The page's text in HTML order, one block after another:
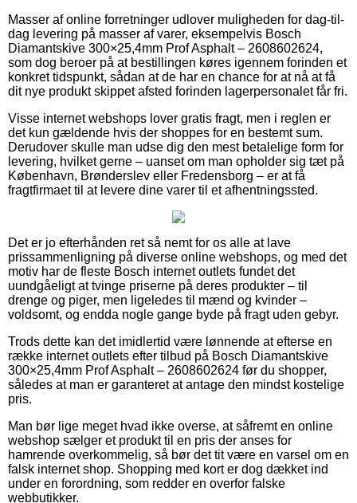
Masser af online forretninger udlover muligheden for dag-til-
dag levering på masser af varer, eksempelvis Bosch
Diamantskive 300×25,4mm Prof Asphalt – 2608602624,
som dog beroer på at bestillingen køres igennem forinden et
konkret tidspunkt, sådan at de har en chance for at nå at få
dit nye produkt skippet afsted forinden lagerpersonalet får fri.
Visse internet webshops lover gratis fragt, men i reglen er
det kun gældende hvis der shoppes for en bestemt sum.
Derudover skulle man udse dig den mest betalelige form for
levering, hvilket gerne – uanset om man opholder sig tæt på
København, Brønderslev eller Fredensborg – er at få
fragtfirmaet til at levere dine varer til et afhentningssted.
Det er jo efterhånden ret så nemt for os alle at lave
prissammenligning på diverse online webshops, og med det
motiv har de fleste Bosch internet outlets fundet det
uundgåeligt at tvinge priserne på deres produkter – til
drenge og piger, men ligeledes til mænd og kvinder –
voldsomt, og endda nogle gange byde på fragt uden gebyr.
Trods dette kan det imidlertid være lønnende at efterse en
række internet outlets efter tilbud på Bosch Diamantskive
300×25,4mm Prof Asphalt – 2608602624 før du shopper,
således at man er garanteret at antage den mindst kostelige
pris.
Man bør lige meget hvad ikke overse, at såfremt en online
webshop sælger et produkt til en pris der anses for
hamrende overkommelig, så bør det tit være en varsel om en
falsk internet shop. Shopping med kort er dog dækket ind
under en forordning, som redder en overfor falske
webbutikker.